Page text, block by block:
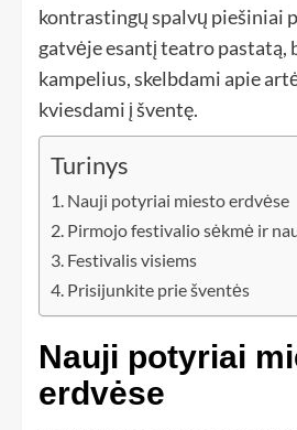
kontrastingų spalvų piešiniai
gatvėje esantį teatro pastatą,
kampelius, skelbdami apie
kviesdami į šventę.
Turinys
Nauji potyriai miesto erdvėse
Pirmojo festivalio sėkmė ir
Festivalis visiems
Prisijunkite prie šventės
Nauji potyriai
erdvėse